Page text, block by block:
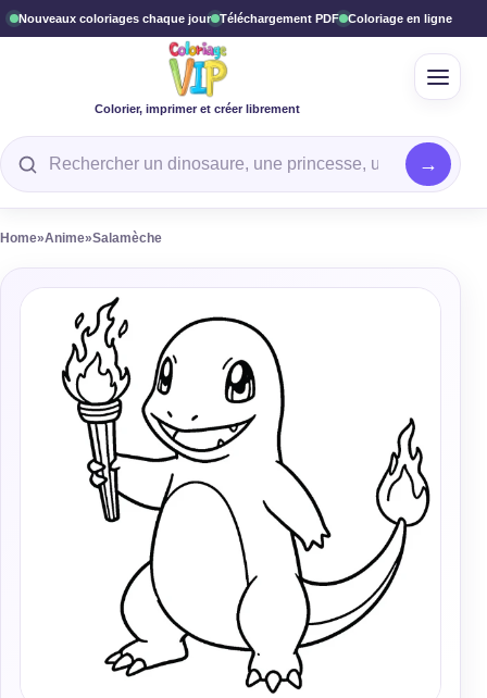
Nouveaux coloriages chaque jour Téléchargement PDF Coloriage en ligne
Colorier, imprimer et créer librement
Rechercher un coloriage
Home»Anime»Salamèche